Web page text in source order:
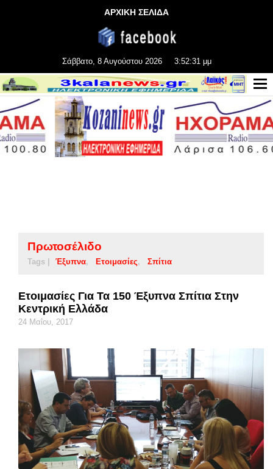
ΑΡΧΙΚΗ ΣΕΛΙΔΑ
Σάββατο, 8 Αυγούστου 2026 3:52:31 μμ
Πρωτοσέλιδο
Tags | Έξυπνα Ετοιμασίες Σπίτια
Ετοιμασίες Για Τα 150 Έξυπνα Σπίτια Στην
Κεντρική Ελλάδα
24 Μαΐου, 2017